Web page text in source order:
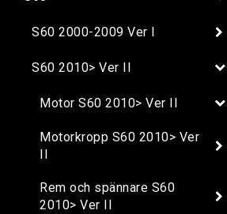
S60 2000-2009 Ver I
S60 2010> Ver II
Motor S60 2010> Ver II
Motorkropp S60 2010> Ver
Rem och spännare S60
2010> Ver II